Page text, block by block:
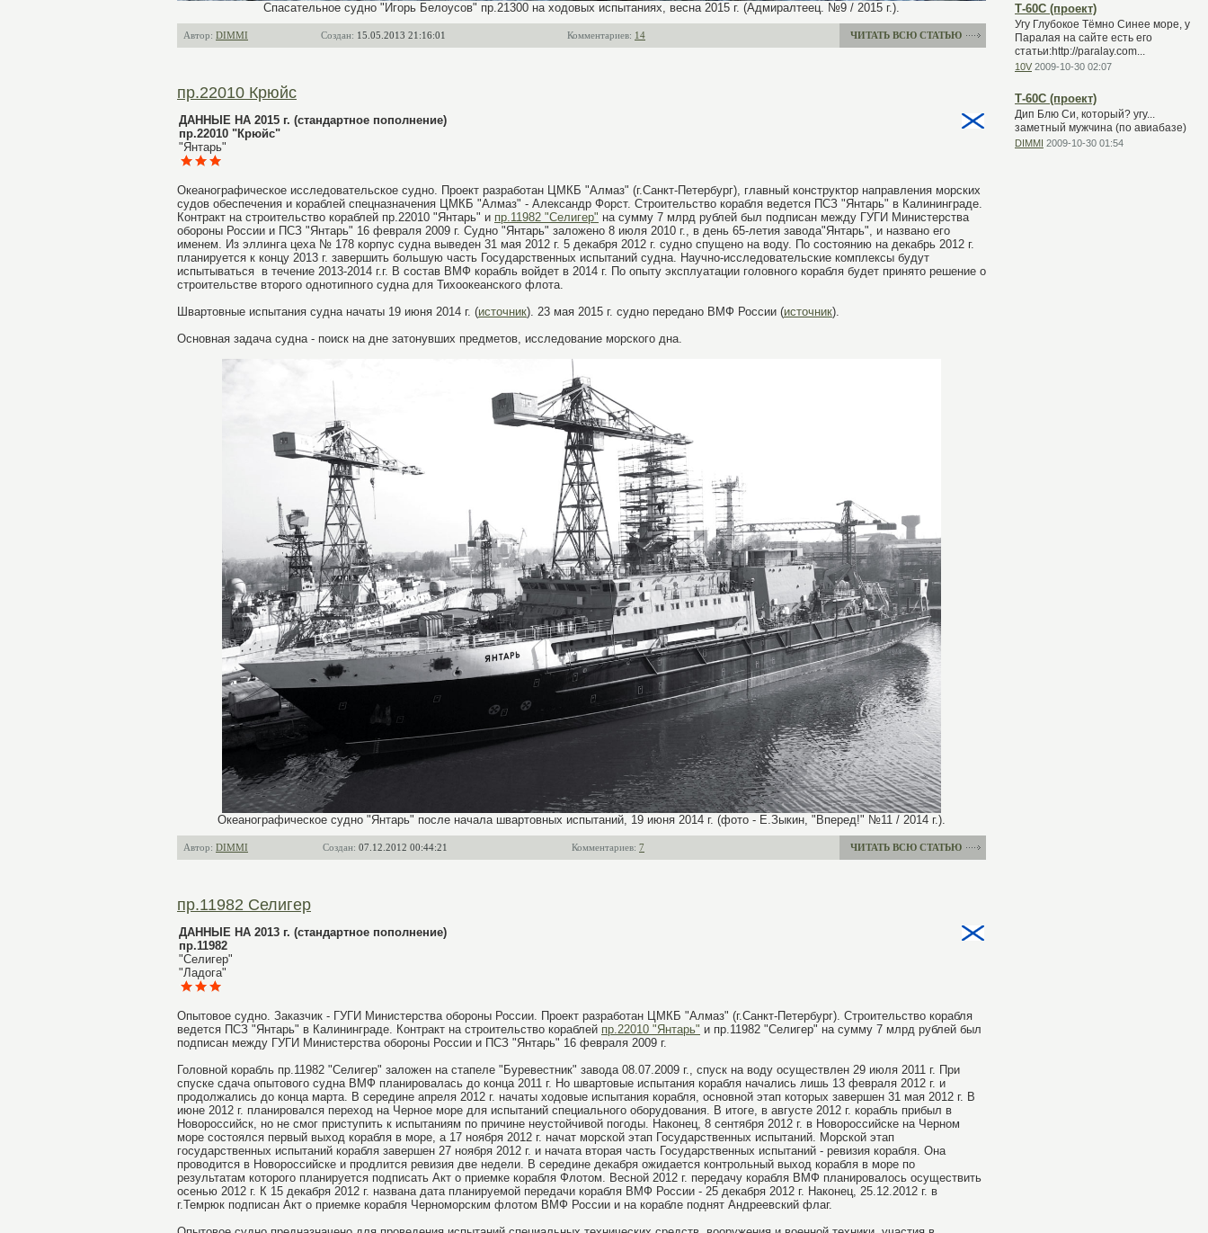
Спасательное судно "Игорь Белоусов" пр.21300 на ходовых испытаниях, весна 2015 г. (Адмиралтеец. №9 / 2015 г.).
Автор: DIMMI Создан: 15.05.2013 21:16:01 Комментариев: 14 ЧИТАТЬ ВСЮ СТАТЬЮ
пр.22010 Крюйс
ДАННЫЕ НА 2015 г. (стандартное пополнение)
пр.22010 "Крюйс"
"Янтарь"
Океанографическое исследовательское судно. Проект разработан ЦМКБ "Алмаз" (г.Санкт-Петербург), главный конструктор направления морских
судов обеспечения и кораблей спецназначения ЦМКБ "Алмаз" - Александр Форст. Строительство корабля ведется ПСЗ "Янтарь" в Калининграде.
Контракт на строительство кораблей пр.22010 "Янтарь" и пр.11982 "Селигер" на сумму 7 млрд рублей был подписан между ГУГИ Министерства
обороны России и ПСЗ "Янтарь" 16 февраля 2009 г. Судно "Янтарь" заложено 8 июля 2010 г., в день 65-летия завода"Янтарь", и названо его
именем. Из эллинга цеха № 178 корпус судна выведен 31 мая 2012 г. 5 декабря 2012 г. судно спущено на воду. По состоянию на декабрь 2012 г.
планируется к концу 2013 г. завершить большую часть Государственных испытаний судна. Научно-исследовательские комплексы будут
испытываться в течение 2013-2014 г.г. В состав ВМФ корабль войдет в 2014 г. По опыту эксплуатации головного корабля будет принято решение о
строительстве второго однотипного судна для Тихоокеанского флота.
Швартовные испытания судна начаты 19 июня 2014 г. (источник). 23 мая 2015 г. судно передано ВМФ России (источник).
Основная задача судна - поиск на дне затонувших предметов, исследование морского дна.
Океанографическое судно "Янтарь" после начала швартовных испытаний, 19 июня 2014 г. (фото - Е.Зыкин, "Вперед!" №11 / 2014 г.).
Автор: DIMMI Создан: 07.12.2012 00:44:21 Комментариев: 7 ЧИТАТЬ ВСЮ СТАТЬЮ
пр.11982 Селигер
ДАННЫЕ НА 2013 г. (стандартное пополнение)
пр.11982
"Селигер"
"Ладога"
Опытовое судно. Заказчик - ГУГИ Министерства обороны России. Проект разработан ЦМКБ "Алмаз" (г.Санкт-Петербург). Строительство корабля
ведется ПСЗ "Янтарь" в Калининграде. Контракт на строительство кораблей пр.22010 "Янтарь" и пр.11982 "Селигер" на сумму 7 млрд рублей был
подписан между ГУГИ Министерства обороны России и ПСЗ "Янтарь" 16 февраля 2009 г.
Головной корабль пр.11982 "Селигер" заложен на стапеле "Буревестник" завода 08.07.2009 г., спуск на воду осуществлен 29 июля 2011 г. При
спуске сдача опытового судна ВМФ планировалась до конца 2011 г. Но швартовые испытания корабля начались лишь 13 февраля 2012 г. и
продолжались до конца марта. В середине апреля 2012 г. начаты ходовые испытания корабля, основной этап которых завершен 31 мая 2012 г. В
июне 2012 г. планировался переход на Черное море для испытаний специального оборудования. В итоге, в августе 2012 г. корабль прибыл в
Новороссийск, но не смог приступить к испытаниям по причине неустойчивой погоды. Наконец, 8 сентября 2012 г. в Новороссийске на Черном
море состоялся первый выход корабля в море, а 17 ноября 2012 г. начат морской этап Государственных испытаний. Морской этап
государственных испытаний корабля завершен 27 ноября 2012 г. и начата вторая часть Государственных испытаний - ревизия корабля. Она
проводится в Новороссийске и продлится ревизия две недели. В середине декабря ожидается контрольный выход корабля в море по
результатам которого планируется подписать Акт о приемке корабля Флотом. Весной 2012 г. передачу корабля ВМФ планировалось осуществить
осенью 2012 г. К 15 декабря 2012 г. названа дата планируемой передачи корабля ВМФ России - 25 декабря 2012 г. Наконец, 25.12.2012 г. в
г.Темрюк подписан Акт о приемке корабля Черноморским флотом ВМФ России и на корабле поднят Андреевский флаг.
Т-60С (проект)
Угу Глубокое Тёмно Синее море, у
Паралая на сайте есть его
статьи:http://paralay.com...
10V 2009-10-30 02:07
Т-60С (проект)
Дип Блю Си, который? угу...
заметный мужчина (по авиабазе)
DIMMI 2009-10-30 01:54